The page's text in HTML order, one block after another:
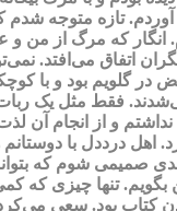
تازه متوجه شدم
انگار که مرگ از من و
اتفاق می‌افتد.
در گلویم بود و با
فقط مثل یک
و از انجام آن
اهل درددل با
صمیمی شوم که
تنها چیزی که
کتاب بود. سعی